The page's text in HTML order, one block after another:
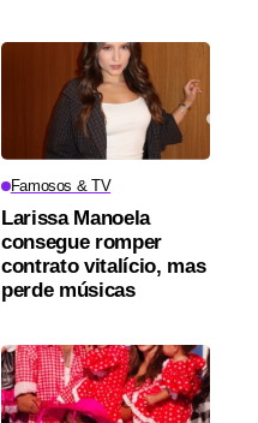
Famosos & TV
Larissa Manoela
consegue romper
contrato vitalício, mas
perde músicas